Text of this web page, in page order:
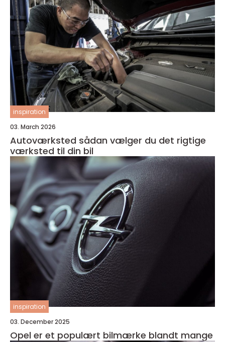
inspiration
03. March 2026
Autoværksted sådan vælger du det rigtige
værksted til din bil
inspiration
03. December 2025
Opel er et populært bilmærke blandt mange